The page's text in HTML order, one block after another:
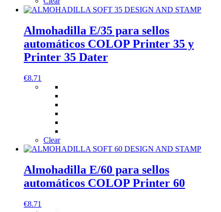
Almohadilla E/35 para sellos
automáticos COLOP Printer 35 y
Printer 35 Dater
€8.71
Clear
Almohadilla E/60 para sellos
automáticos COLOP Printer 60
€8.71